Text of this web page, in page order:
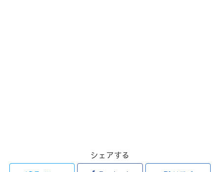
シェアする